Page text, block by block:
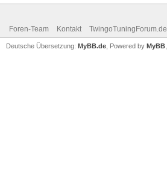
Foren-Team Kontakt TwingoTuningForum.de
Deutsche Übersetzung: MyBB.de , Powered by MyBB